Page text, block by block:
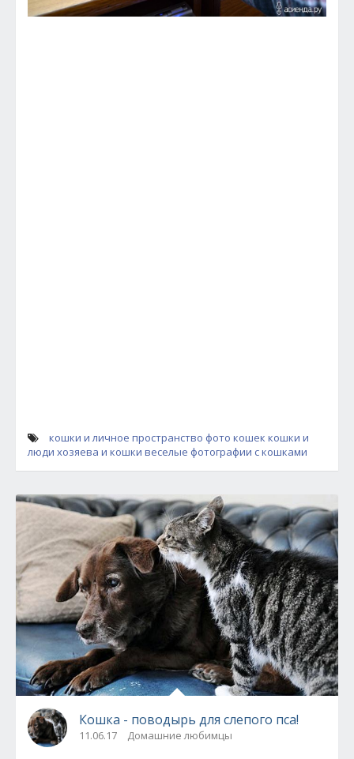
кошки и личное пространство фото кошек кошки и
люди хозяева и кошки веселые фотографии с кошками
Кошка - поводырь для слепого пса!
11.06.17 Домашние любимцы